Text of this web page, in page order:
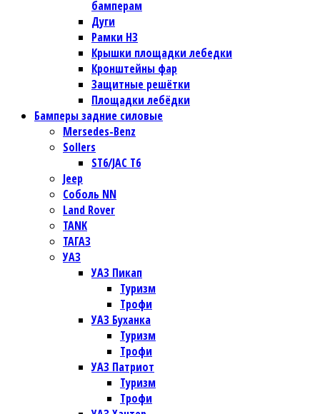
бамперам
Дуги
Рамки НЗ
Крышки площадки лебедки
Кронштейны фар
Защитные решётки
Площадки лебёдки
Бамперы задние силовые
Mersedes-Benz
Sollers
ST6/JAC T6
Jeep
Соболь NN
Land Rover
TANK
ТАГАЗ
УАЗ
УАЗ Пикап
Туризм
Трофи
УАЗ Буханка
Туризм
Трофи
УАЗ Патриот
Туризм
Трофи